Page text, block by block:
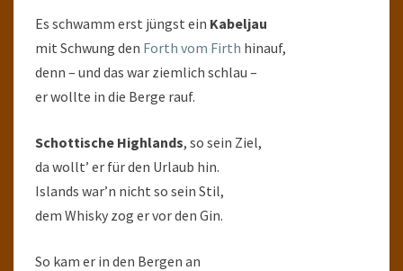
Es schwamm erst jüngst ein Kabeljau
mit Schwung den Forth vom Firth hinauf,
denn – und das war ziemlich schlau –
er wollte in die Berge rauf.
Schottische Highlands, so sein Ziel,
da wollt’ er für den Urlaub hin.
Islands war’n nicht so sein Stil,
dem Whisky zog er vor den Gin.
So kam er in den Bergen an